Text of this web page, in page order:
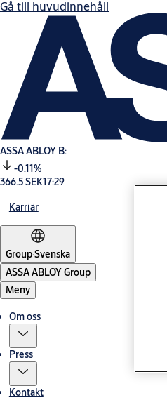
Gå till huvudinnehåll
ASSA ABLOY B:
-0.11%
366.5 SEK17:29
Karriär
Group·Svenska
ASSA ABLOY Group
Meny
Om oss
Press
Kontakt